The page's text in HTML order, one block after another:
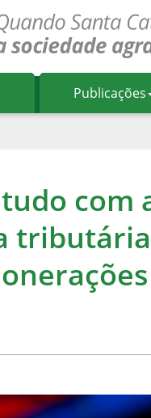
Publicações
com